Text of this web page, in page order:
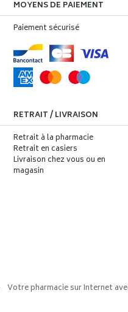
MOYENS DE PAIEMENT
Paiement sécurisé
RETRAIT / LIVRAISON
Retrait à la pharmacie
Retrait en casiers
Livraison chez vous ou en
magasin
Votre pharmacie sur Internet